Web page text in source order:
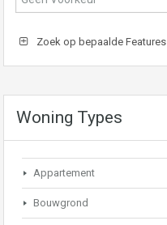
Zoek op bepaalde Features
Woning Types
Appartement
Bouwgrond